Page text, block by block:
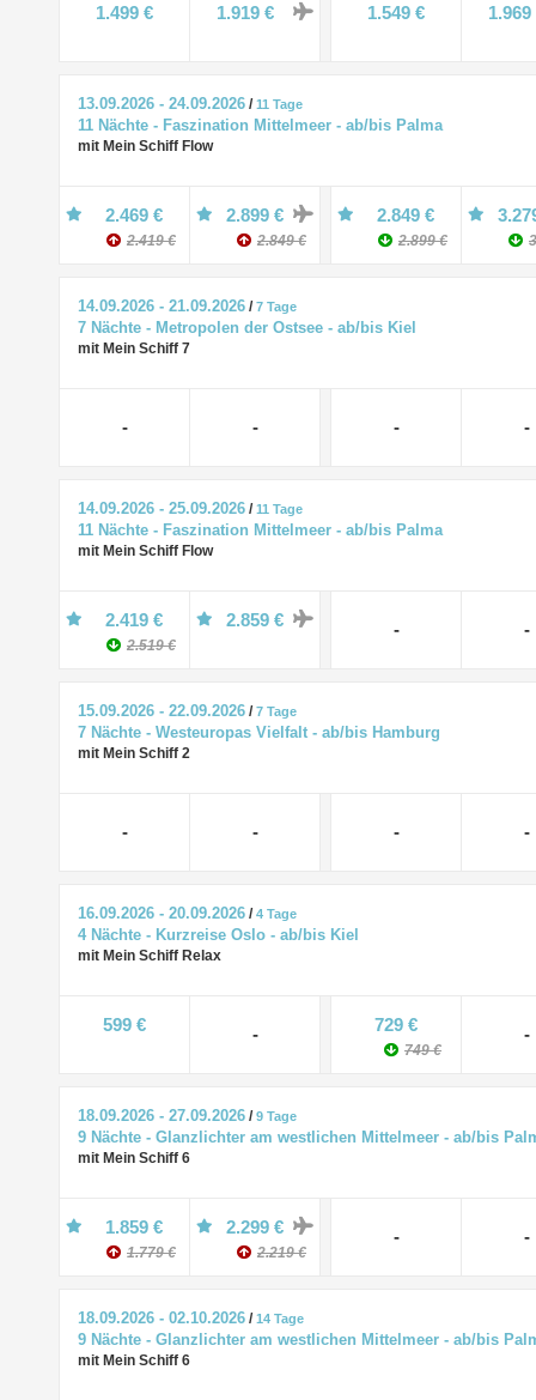
1.499 € 1.919 € 1.549 € 1.969
13.09.2026 - 24.09.2026 /11 Tage
11 Nächte - Faszination Mittelmeer - ab/bis Palma
mit Mein Schiff Flow
2.469 €
2.419 €
2.899 €
2.849 €
2.849 €
2.899 €
14.09.2026 - 21.09.2026 /7 Tage
7 Nächte - Metropolen der Ostsee - ab/bis Kiel
mit Mein Schiff 7
- - - -
14.09.2026 - 25.09.2026 /11 Tage
11 Nächte - Faszination Mittelmeer - ab/bis Palma
mit Mein Schiff Flow
2.419 €
2.519 €
2.859 € - -
15.09.2026 - 22.09.2026 /7 Tage
7 Nächte - Westeuropas Vielfalt - ab/bis Hamburg
mit Mein Schiff 2
- - - -
16.09.2026 - 20.09.2026 /4 Tage
4 Nächte - Kurzreise Oslo - ab/bis Kiel
mit Mein Schiff Relax
599 € - 729 €
749 €
-
18.09.2026 - 27.09.2026 /9 Tage
9 Nächte - Glanzlichter am westlichen Mittelmeer - ab/bis
mit Mein Schiff 6
1.859 €
1.779 €
2.299 €
2.219 €
- -
18.09.2026 - 02.10.2026 /14 Tage
9 Nächte - Glanzlichter am westlichen Mittelmeer - ab/bis
mit Mein Schiff 6